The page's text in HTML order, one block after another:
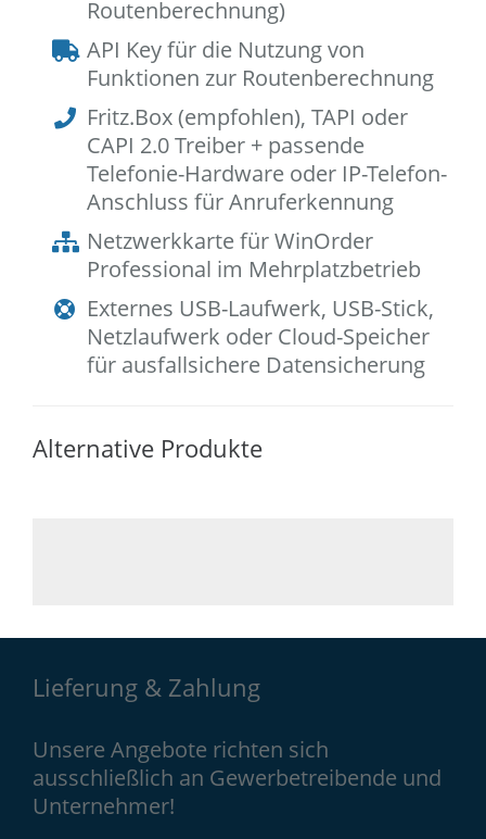
Routenberechnung)
API Key für die Nutzung von
Funktionen zur Routenberechnung
Fritz.Box (empfohlen), TAPI oder
CAPI 2.0 Treiber + passende
Telefonie-Hardware oder IP-Telefon-
Anschluss für Anruferkennung
Netzwerkkarte für WinOrder
Professional im Mehrplatzbetrieb
Externes USB-Laufwerk, USB-Stick,
Netzlaufwerk oder Cloud-Speicher
für ausfallsichere Datensicherung
Alternative Produkte
Lieferung & Zahlung
Unsere Angebote richten sich
ausschließlich an Gewerbetreibende und
Unternehmer!